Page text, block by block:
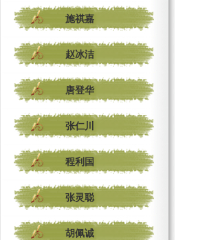
施祺嘉
赵冰洁
唐登华
张仁川
程利国
张灵聪
胡佩诚